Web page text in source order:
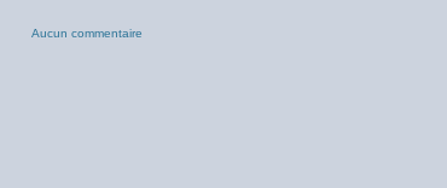
Aucun commentaire